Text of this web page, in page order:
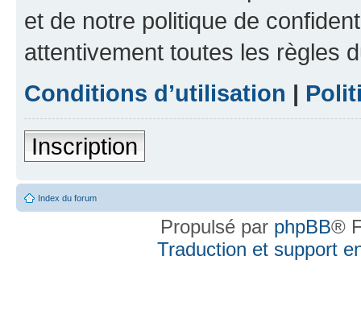
et de notre politique de
attentivement toutes les règles
Conditions d’utilisation |
Inscription
Index du forum
Propulsé par phpBB®
Traduction et support